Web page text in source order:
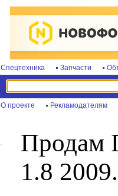
Спецтехника Запчасти
О проекте Рекламодателям
Продам
1.8